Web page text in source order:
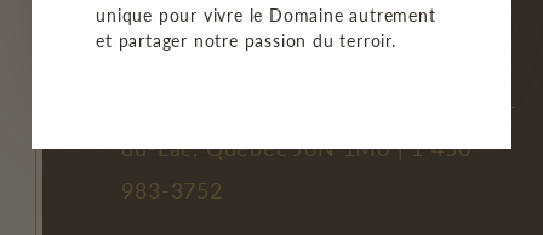
NOUS JOINDRE
2477, chemin Principal, Saint-Joseph-
du-Lac, Québec J0N 1M0 |1 450
983-3752
unique pour vivre le Domaine autrement
et partager notre passion du terroir.